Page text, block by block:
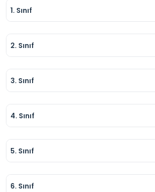
1. Sınıf
2. Sınıf
3. Sınıf
4. Sınıf
5. Sınıf
6. Sınıf